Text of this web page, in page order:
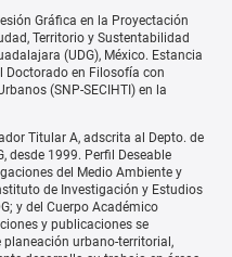
Gráfica en la Proyectación
Territorio y Sustentabilidad
(UDG), México. Estancia
Doctorado en Filosofía con
(SNP-SECIHTI) en la
Titular A, adscrita al Depto. de
desde 1999. Perfil Deseable
del Medio Ambiente y
de Investigación y Estudios
y del Cuerpo Académico
y publicaciones se
urbano-territorial,